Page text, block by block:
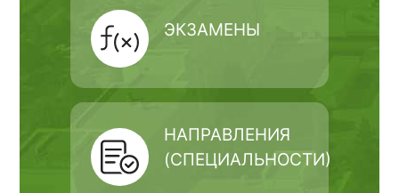
ЭКЗАМЕНЫ
НАПРАВЛЕНИЯ
(СПЕЦИАЛЬНОСТИ)